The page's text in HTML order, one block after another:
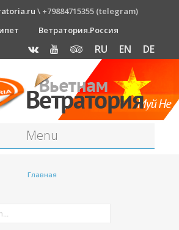
\ +79884715355 (telegram)
Ветратория.Россия
RU EN DE
Menu
Главная